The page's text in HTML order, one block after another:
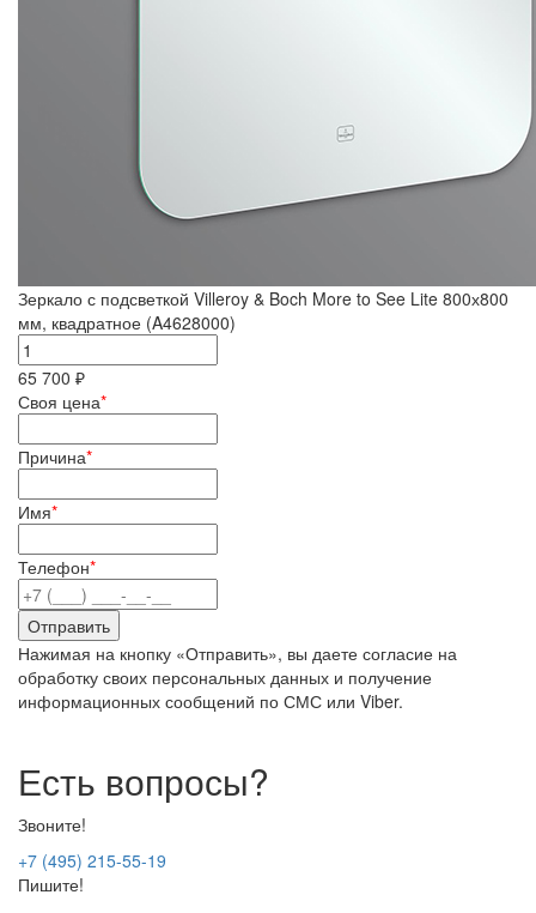
Зеркало с подсветкой Villeroy & Boch More to See Lite 800х800
мм, квадратное (A4628000)
65 700 ₽
Своя цена*
Причина*
Имя*
Телефон*
Нажимая на кнопку «Отправить», вы даете согласие на
обработку своих персональных данных и получение
информационных сообщений по СМС или Viber.
Есть вопросы?
Звоните!
+7 (495) 215-55-19
Пишите!